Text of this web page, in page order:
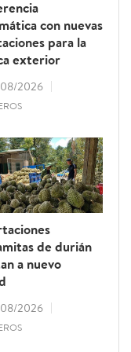
con nuevas
para la
exterior
2026
de durián
a nuevo
2026